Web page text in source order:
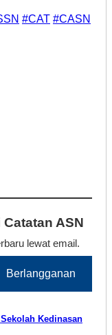
#CAT #CASN
ASN
lewat email.
Berlangganan
Kedinasan